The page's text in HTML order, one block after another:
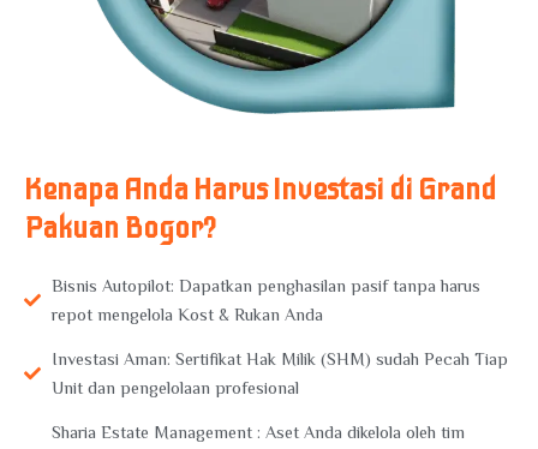
Kenapa Anda Harus Investasi di Grand
Pakuan Bogor?
Bisnis Autopilot: Dapatkan penghasilan pasif tanpa harus
repot mengelola Kost & Rukan Anda
Investasi Aman: Sertifikat Hak Milik (SHM) sudah Pecah Tiap
Unit dan pengelolaan profesional
Sharia Estate Management : Aset Anda dikelola oleh tim